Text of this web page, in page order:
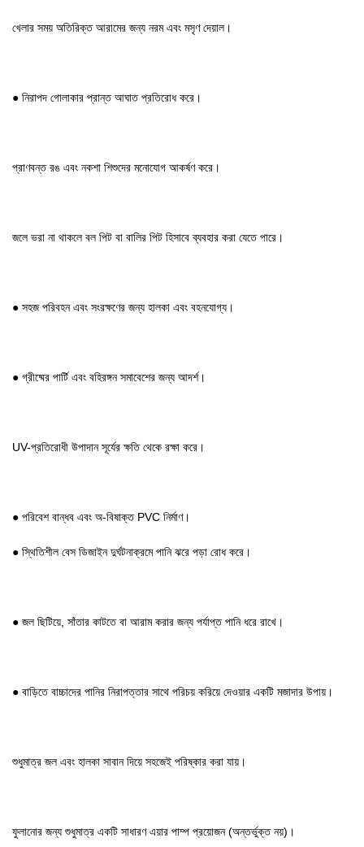
খেলার সময় অতিরিক্ত আরামের জন্য নরম এবং মসৃণ দেয়াল।
● নিরাপদ গোলাকার প্রান্ত আঘাত প্রতিরোধ করে।
প্রাণবন্ত রঙ এবং নকশা শিশুদের মনোযোগ আকর্ষণ করে।
জলে ভরা না থাকলে বল পিট বা বালির পিট হিসাবে ব্যবহার করা যেতে পারে।
● সহজ পরিবহন এবং সংরক্ষণের জন্য হালকা এবং বহনযোগ্য।
● গ্রীষ্মের পার্টি এবং বহিরঙ্গন সমাবেশের জন্য আদর্শ।
UV-প্রতিরোধী উপাদান সূর্যের ক্ষতি থেকে রক্ষা করে।
● পরিবেশ বান্ধব এবং অ-বিষাক্ত PVC নির্মাণ।
● স্থিতিশীল বেস ডিজাইন দুর্ঘটনাক্রমে পানি ঝরে পড়া রোধ করে।
● জল ছিটিয়ে, সাঁতার কাটতে বা আরাম করার জন্য পর্যাপ্ত পানি ধরে রাখে।
● বাড়িতে বাচ্চাদের পানির নিরাপত্তার সাথে পরিচয় করিয়ে দেওয়ার একটি মজাদার উপায়।
শুধুমাত্র জল এবং হালকা সাবান দিয়ে সহজেই পরিষ্কার করা যায়।
ফুলানোর জন্য শুধুমাত্র একটি সাধারণ এয়ার পাম্প প্রয়োজন (অন্তর্ভুক্ত নয়)।